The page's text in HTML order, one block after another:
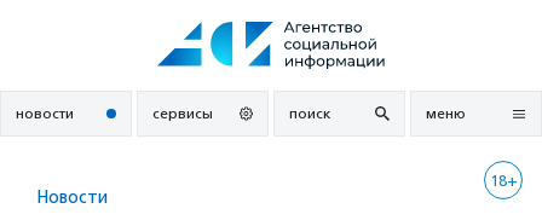
новости сервисы поиск меню
18+
Новости